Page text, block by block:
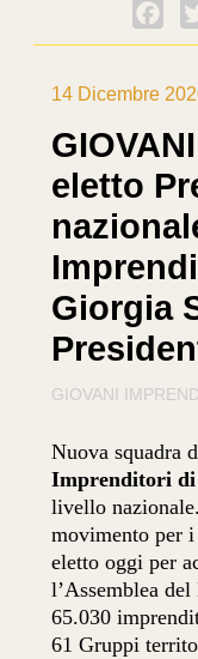
14 Dicembre
eletto
Giorgia
GIOVANI
Nuova squadra
Imprenditori di
livello
movimento per
eletto oggi per
l’Assemblea
65.030
61 Gruppi